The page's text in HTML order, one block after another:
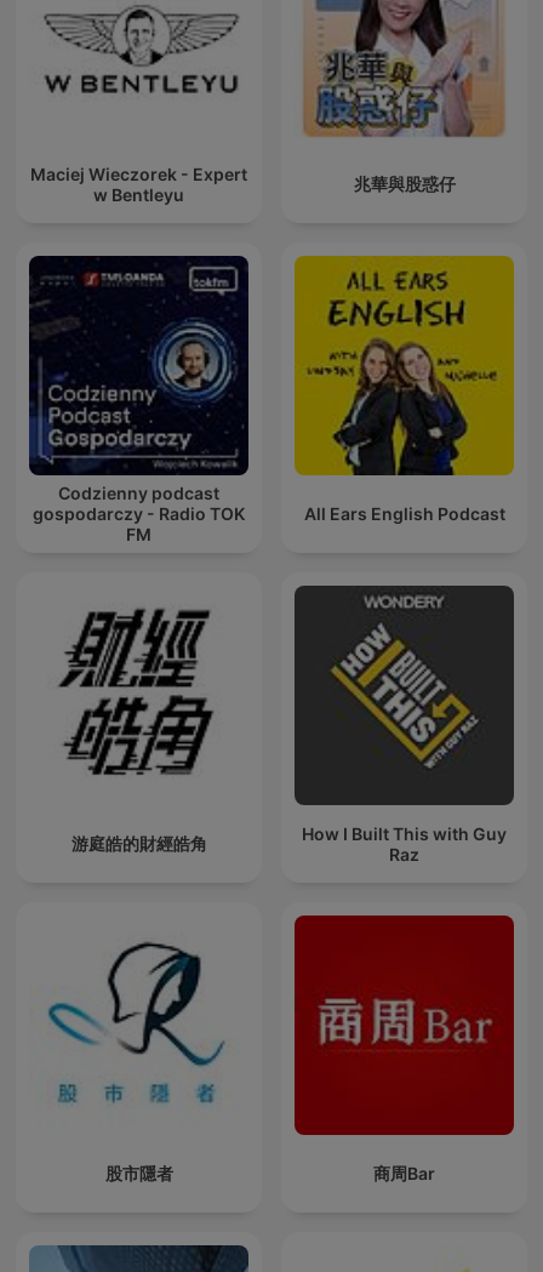
Maciej Wieczorek - Expert
w Bentleyu
兆華與股惑仔
Codzienny podcast
gospodarczy - Radio TOK
FM
All Ears English Podcast
游庭皓的財經皓角
How I Built This with Guy
Raz
股市隱者 商周Bar